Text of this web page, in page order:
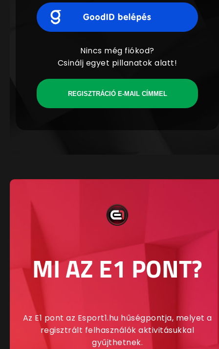
Nincs még fiókod?
Csinálj egyet pillanatok alatt!
REGISZTRÁCIÓ E-MAIL CÍMMEL
MI AZ E1 PONT?
Az E1 pont az Esport1.hu hűségpontja, melyet a
regisztrált felhasználók aktivitásukkal
gyűjthetnek.